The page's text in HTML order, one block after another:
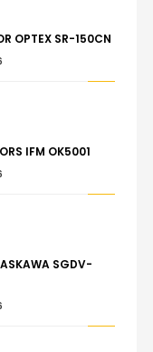
OPTEX SR-150CN
IFM OK5001
SGDV-